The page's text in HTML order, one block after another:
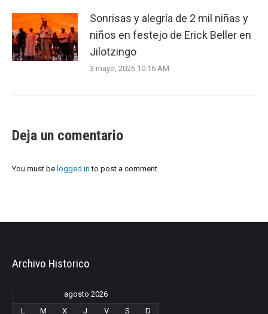
Sonrisas y alegría de 2 mil niñas y
niños en festejo de Erick Beller en
Jilotzingo
3 mayo, 2026 10:16 AM
Deja un comentario
You must be logged in to post a comment.
Archivo Historico
agosto 2026
L
M X J V S
D